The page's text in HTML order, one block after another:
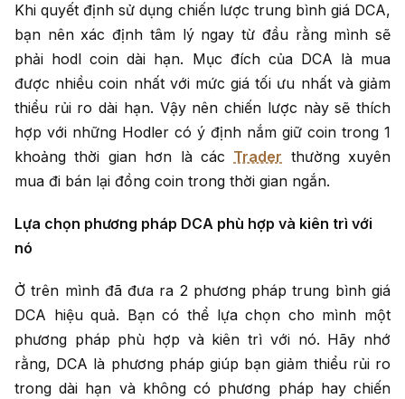
Khi quyết định sử dụng chiến lược trung bình giá DCA,
bạn nên xác định tâm lý ngay từ đầu rằng mình sẽ
phải hodl coin dài hạn. Mục đích của DCA là mua
được nhiều coin nhất với mức giá tối ưu nhất và giảm
thiểu rủi ro dài hạn. Vậy nên chiến lược này sẽ thích
hợp với những Hodler có ý định nắm giữ coin trong 1
khoảng thời gian hơn là các Trader thường xuyên
mua đi bán lại đồng coin trong thời gian ngắn.
Lựa chọn phương pháp DCA phù hợp và kiên trì với
nó
Ở trên mình đã đưa ra 2 phương pháp trung bình giá
DCA hiệu quả. Bạn có thể lựa chọn cho mình một
phương pháp phù hợp và kiên trì với nó. Hãy nhớ
rằng, DCA là phương pháp giúp bạn giảm thiểu rủi ro
trong dài hạn và không có phương pháp hay chiến